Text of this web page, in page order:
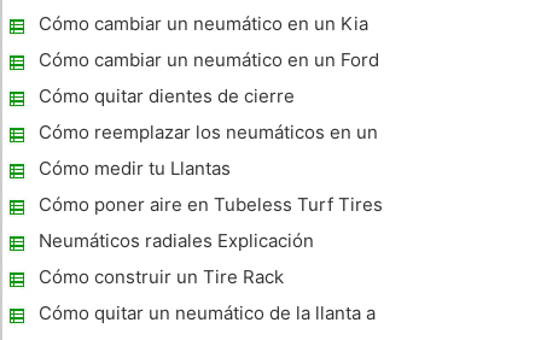
Cómo cambiar un neumático en un Kia
Rondo
Cómo cambiar un neumático en un Ford
F150 2002
Cómo quitar dientes de cierre
Cómo reemplazar los neumáticos en un
1998 Suzuki X 90
Cómo medir tu Llantas
Cómo poner aire en Tubeless Turf Tires
Neumáticos radiales Explicación
Cómo construir un Tire Rack
Cómo quitar un neumático de la llanta a